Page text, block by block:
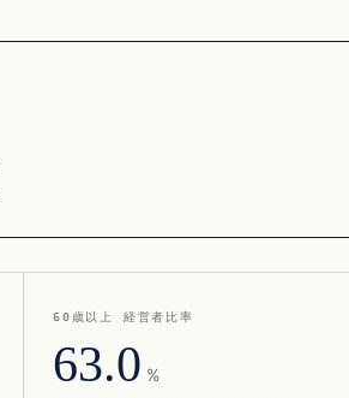
60歳以上 経営者比率
63.0 %